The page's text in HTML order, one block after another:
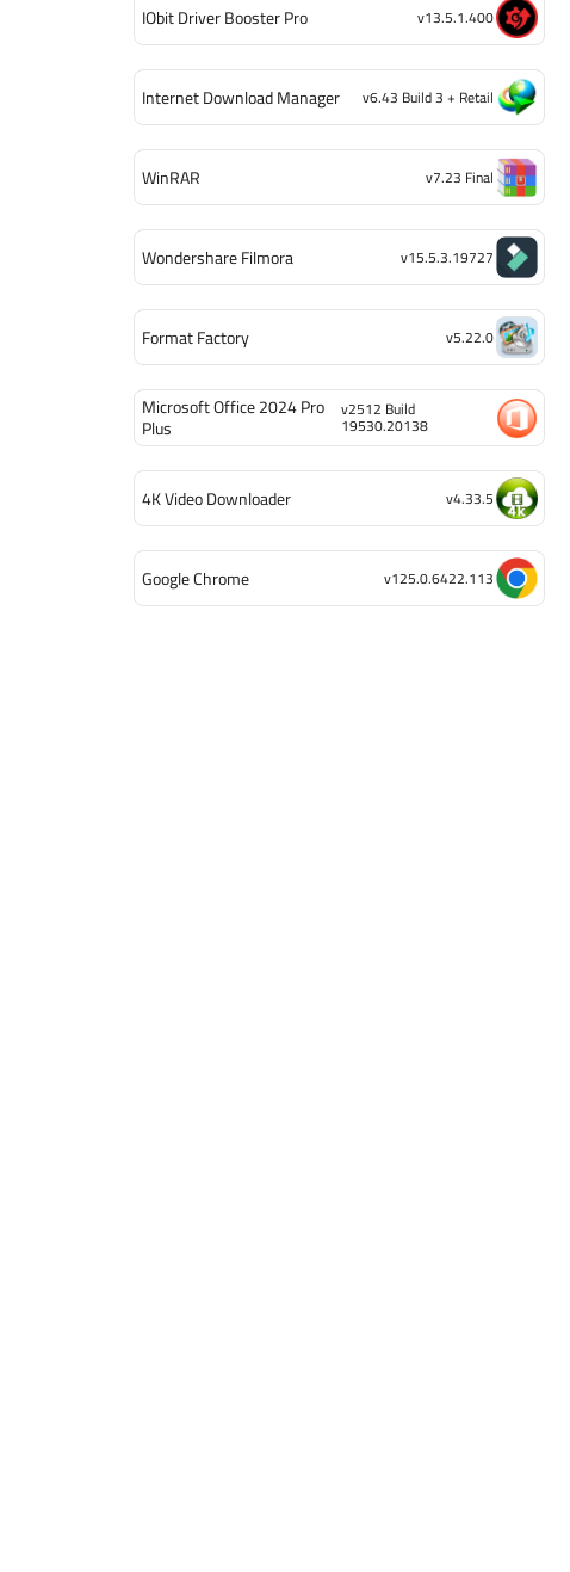
IObit Driver Booster Pro v13.5.1.400
Internet Download Manager v6.43 Build 3 + Retail
WinRAR v7.23 Final
Wondershare Filmora v15.5.3.19727
Format Factory v5.22.0
Microsoft Office 2024 Pro
Plus
v2512 Build
19530.20138
4K Video Downloader v4.33.5
Google Chrome v125.0.6422.113